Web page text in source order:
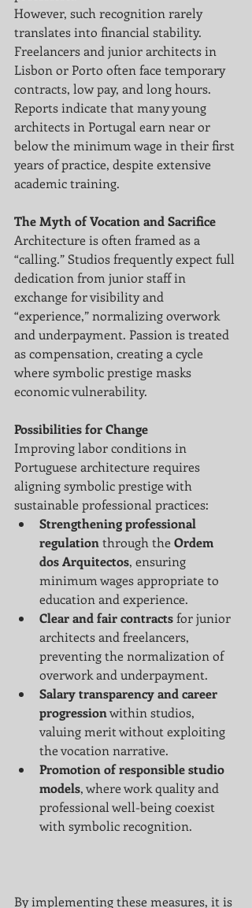
However, such recognition rarely
translates into financial stability.
Freelancers and junior architects in
Lisbon or Porto often face temporary
contracts, low pay, and long hours.
Reports indicate that many young
architects in Portugal earn near or
below the minimum wage in their first
years of practice, despite extensive
academic training.
The Myth of Vocation and Sacrifice
Architecture is often framed as a
“calling.” Studios frequently expect full
dedication from junior staff in
exchange for visibility and
“experience,” normalizing overwork
and underpayment. Passion is treated
as compensation, creating a cycle
where symbolic prestige masks
economic vulnerability.
Possibilities for Change
Improving labor conditions in
Portuguese architecture requires
aligning symbolic prestige with
sustainable professional practices:
Strengthening professional
regulation through the Ordem
dos Arquitectos, ensuring
minimum wages appropriate to
education and experience.
Clear and fair contracts for junior
architects and freelancers,
preventing the normalization of
overwork and underpayment.
Salary transparency and career
progression within studios,
valuing merit without exploiting
the vocation narrative.
Promotion of responsible studio
models, where work quality and
professional well-being coexist
with symbolic recognition.
By implementing these measures, it is